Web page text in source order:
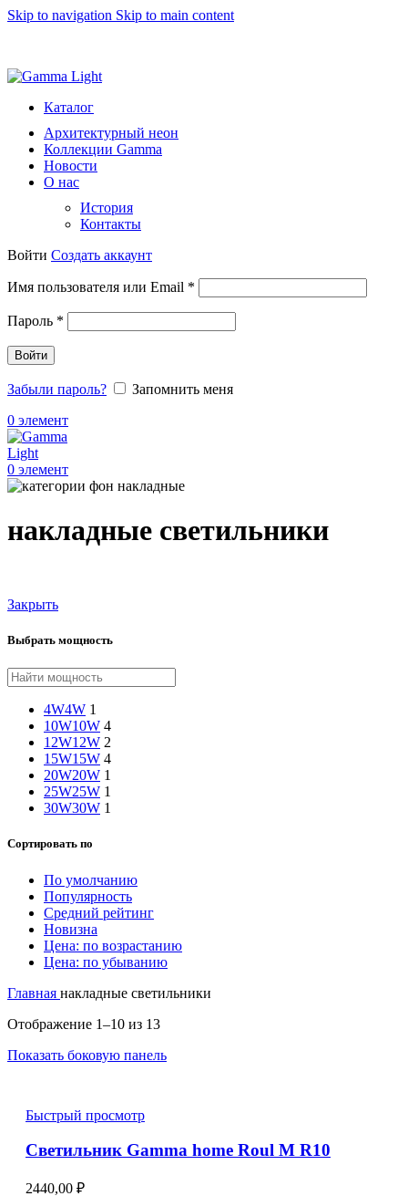
Skip to navigation Skip to main content
Каталог
Архитектурный неон
Коллекции Gamma
Новости
О нас
История
Контакты
Войти Создать аккаунт
Имя пользователя или Email *
Пароль *
Войти
Забыли пароль?
Запомнить меня
0 элемент
0 элемент
накладные светильники
Закрыть
Выбрать мощность
4W4W 1
10W10W 4
12W12W 2
15W15W 4
20W20W 1
25W25W 1
30W30W 1
Сортировать по
По умолчанию
Популярность
Средний рейтинг
Новизна
Цена: по возрастанию
Цена: по убыванию
Главная накладные светильники
Отображение 1–10 из 13Цены:
возрастанию
Показать боковую панель
Быстрый просмотр
Светильник Gamma home Roul M R10
2440,00 ₽